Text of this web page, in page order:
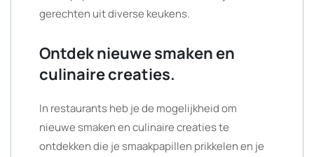
gerechten uit diverse keukens.
Ontdek nieuwe smaken en
culinaire creaties.
In restaurants heb je de mogelijkheid om
nieuwe smaken en culinaire creaties te
ontdekken die je smaakpapillen prikkelen en je